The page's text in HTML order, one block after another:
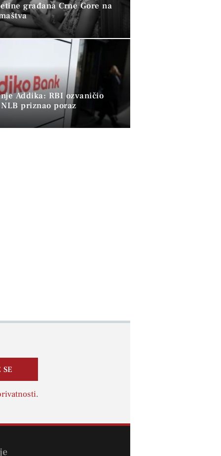
građana Crne Gore na
Addika: RBI ozvaničio
priznao poraz
SE
.